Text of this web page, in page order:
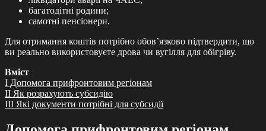
багатодітні родини;
самотні пенсіонери.
Для отримання коштів потрібно обов’язково підтвердити, що
ви реально використовуєте дрова чи вугілля для обігріву.
Вміст
I Допомога прифронтовим регіонам
II Як розрахують субсидію
III Які документи потрібні для субсидії